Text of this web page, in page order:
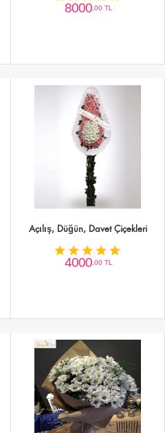
8000,00 TL
Açılış, Düğün, Davet Çiçekleri
4000,00 TL